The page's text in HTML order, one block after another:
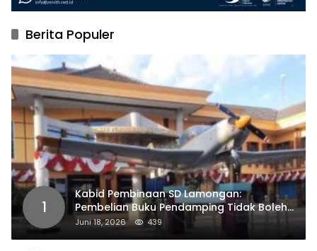
Berita Populer
1
Kabid Pembinaan SD Lamongan:
Pembelian Buku Pendamping Tidak Boleh
Dipaksakan
Juni 18, 2026 439